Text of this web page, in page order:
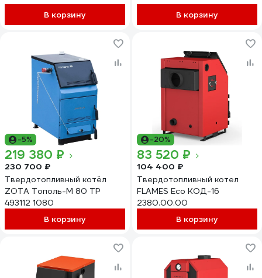
В корзину В корзину
-5%
219 380 ₽
230 700 ₽
Твердотопливный котёл
ZOTA Тополь-М 80 TP
493112 1080
В корзину
-20%
83 520 ₽
104 400 ₽
Твердотопливный котел
FLAMES Eco КОД-16
2380.00.00
В корзину